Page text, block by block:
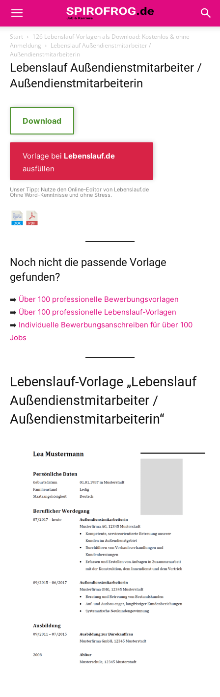
Start
126 Lebenslauf-Vorlagen als Download: Kostenlos & ohne
Anmeldung
Lebenslauf Außendienstmitarbeiter /
Außendienstmitarbeiterin
Lebenslauf Außendienstmitarbeiter /
Außendienstmitarbeiterin
Download
Vorlage bei Lebenslauf.de
ausfüllen
Unser Tipp: Nutze den Online-Editor von Lebenslauf.de
Ohne Word-Kenntnisse und ohne Stress.
Noch nicht die passende Vorlage
gefunden?
➡️ Über 100 professionelle Bewerbungsvorlagen
➡️ Über 100 professionelle Lebenslauf-Vorlagen
➡️ Individuelle Bewerbungsanschreiben für über 100
Jobs
Lebenslauf-Vorlage „Lebenslauf
Außendienstmitarbeiter /
Außendienstmitarbeiterin“